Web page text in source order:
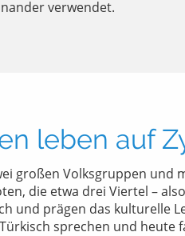
verwendet.
leben auf
großen Volksgruppen
die etwa drei Viertel –
und prägen das kulturelle
sprechen und heute